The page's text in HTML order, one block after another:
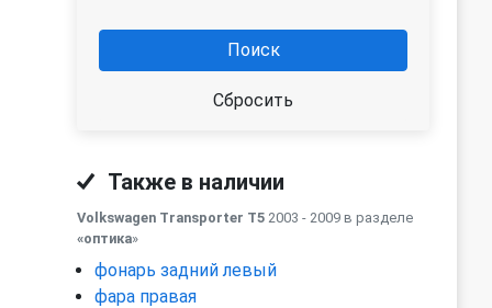
Поиск
Сбросить
Также в наличии
Volkswagen Transporter T5 2003 - 2009 в разделе
«оптика»
фонарь задний левый
фара правая